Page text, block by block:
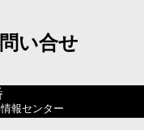
い合せ
報センター